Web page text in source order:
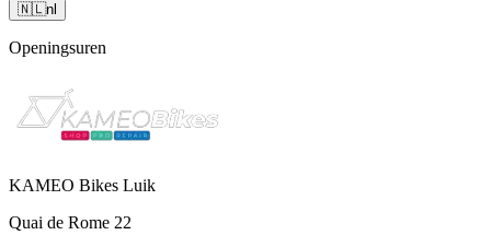
🇳🇱nl
Openingsuren
KAMEO Bikes Luik
Quai de Rome 22